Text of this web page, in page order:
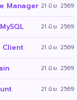
Manager 21 มิ.ย. 2569
21 มิ.ย. 2569
Client 21 มิ.ย. 2569
21 มิ.ย. 2569
21 มิ.ย. 2569